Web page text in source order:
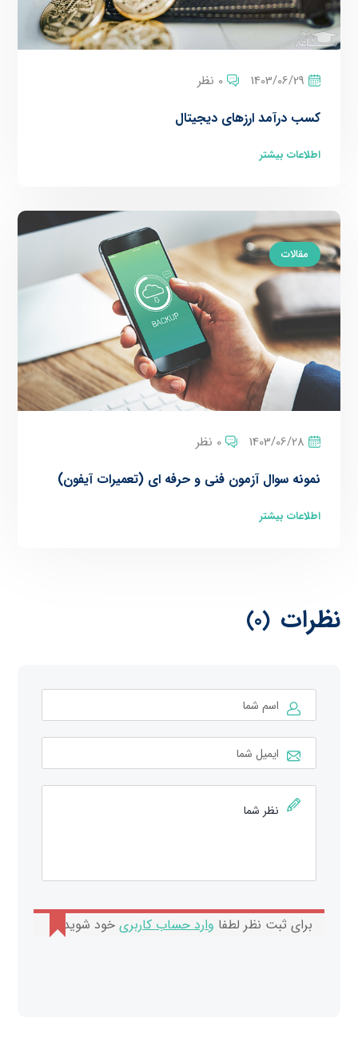
1403/06/29 0 نظر
کسب درآمد ارزهای دیجیتال
اطلاعات بیشتر
مقالات
1403/06/28 0 نظر
نمونه سوال آزمون فنی و حرفه ای (تعمیرات آیفون)
اطلاعات بیشتر
نظرات (0)
برای ثبت نظر لطفا وارد حساب کاربری خود شوید.